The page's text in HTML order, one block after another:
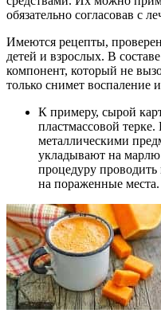
обязательно согласовав с
Имеются рецепты,
детей и взрослых. В
компонент, который не
только снимет воспаление
К примеру, сырой
пластмассовой
металлическими
укладывают на
процедуру
на пораженные места.